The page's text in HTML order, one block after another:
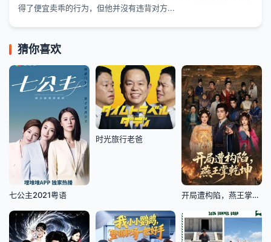
得了便宜卖乖的行为，但他并沒有违背对方...
猜你喜欢
七公主2021粤语
时光旅行老爸
开局遭构陷，燕王掌乾坤